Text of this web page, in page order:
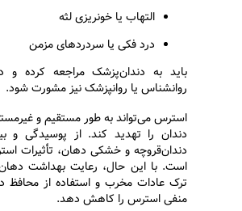
التهاب یا خونریزی لثه
درد فکی یا سردردهای مزمن
باید به دندان‌پزشک مراجعه کرده و
روانشناس یا روانپزشک نیز مشورت شود.
استرس می‌تواند به طور مستقیم و
دندان را تهدید کند. از پوسیدگی و
دندان‌قروچه و خشکی دهان، تأثیرات
است. با این حال، رعایت بهداشت
ترک عادات مخرب و استفاده از محافظ
منفی استرس را کاهش دهد.